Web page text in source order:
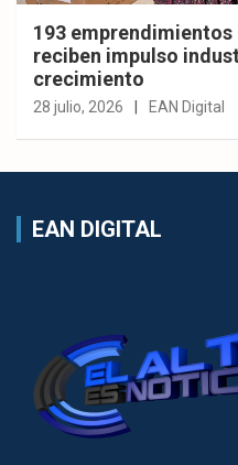
193 emprendimientos
reciben impulso
crecimiento
28 julio, 2026 EAN Digital
EAN DIGITAL